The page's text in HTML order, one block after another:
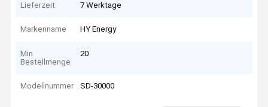
Lieferzeit 7 Werktage
Markenname HY Energy
Min
Bestellmenge
20
Modellnummer SD-30000